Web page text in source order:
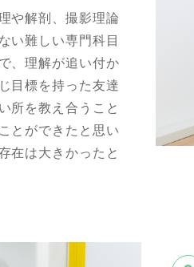
や解剖、撮影理論
い難しい専門科目
、理解が追い付か
目標を持った友達
所を教え合うこと
とができたと思い
在は大きかったと